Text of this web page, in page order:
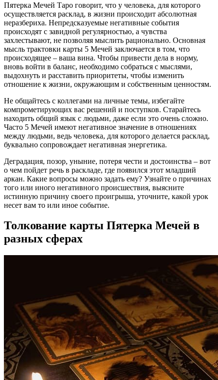
Пятерка Мечей Таро говорит, что у человека, для которого
осуществляется расклад, в жизни происходит абсолютная
неразбериха. Непредсказуемые негативные события
происходят с завидной регулярностью, а чувства
захлестывают, не позволяя мыслить рационально. Основная
мысль трактовки карты 5 Мечей заключается в том, что
происходящее – ваша вина. Чтобы привести дела в норму,
вновь войти в баланс, необходимо собраться с мыслями,
выдохнуть и расставить приоритеты, чтобы изменить
отношение к жизни, окружающим и собственным ценностям.
Не общайтесь с коллегами на личные темы, избегайте
компрометирующих вас решений и поступков. Старайтесь
находить общий язык с людьми, даже если это очень сложно.
Часто 5 Мечей имеют негативное значение в отношениях
между людьми, ведь человека, для которого делается расклад,
буквально сопровождает негативная энергетика.
Деградация, позор, уныние, потеря чести и достоинства – вот
о чем пойдет речь в раскладе, где появился этот младший
аркан. Какие вопросы можно задать ему? Узнайте о причинах
того или иного негативного происшествия, выясните
истинную причину своего проигрыша, уточните, какой урок
несет вам то или иное событие.
Толкование карты Пятерка Мечей в
разных сферах